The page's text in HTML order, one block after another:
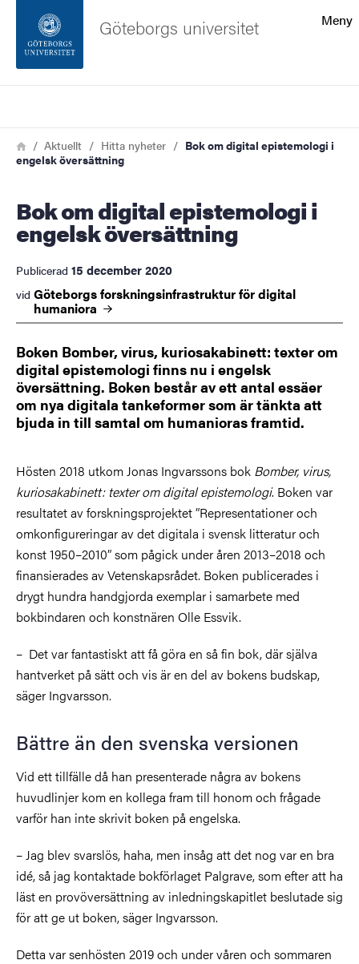
Sidfoten
Om webbplatsen
Meny
Göteborgs universitet
Länkstig
HemAktuellt Hitta nyheter
Bok om digital epistemologi i
engelsk översättning
Bok om digital epistemologi i
engelsk översättning
Publicerad 15 december 2020
vid Göteborgs forskningsinfrastruktur för digital
humaniora
Boken Bomber, virus, kuriosakabinett: texter om
digital epistemologi finns nu i engelsk
översättning. Boken består av ett antal essäer
om nya digitala tankeformer som är tänkta att
bjuda in till samtal om humanioras framtid.
Hösten 2018 utkom Jonas Ingvarssons bok Bomber, virus,
kuriosakabinett: texter om digital epistemologi. Boken var
resultatet av forskningsprojektet ”Representationer och
omkonfigureringar av det digitala i svensk litteratur och
konst 1950–2010” som pågick under åren 2013­–2018 och
finansierades av Vetenskapsrådet. Boken publicerades i
drygt hundra handgjorda exemplar i samarbete med
bokbindaren och konstnären Olle Essvik.
– Det var fantastiskt att få göra en så fin bok, där själva
hantverket på sätt och vis är en del av bokens budskap,
säger Ingvarsson.
Bättre än den svenska versionen
Vid ett tillfälle då han presenterade några av bokens
huvudlinjer kom en kollega fram till honom och frågade
varför han inte skrivit boken på engelska.
– Jag blev svarslös, haha, men insåg att det nog var en bra
idé, så jag kontaktade bokförlaget Palgrave, som efter att ha
läst en provöversättning av inledningskapitlet beslutade sig
för att ge ut boken, säger Ingvarsson.
Detta var senhösten 2019 och under våren och sommaren